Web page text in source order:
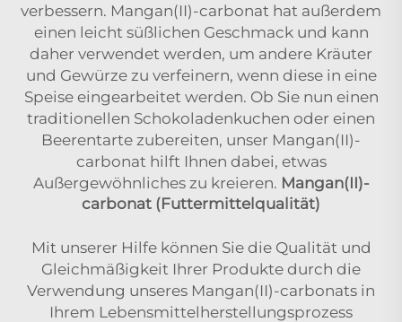
verbessern. Mangan(II)-carbonat hat außerdem
einen leicht süßlichen Geschmack und kann
daher verwendet werden, um andere Kräuter
und Gewürze zu verfeinern, wenn diese in eine
Speise eingearbeitet werden. Ob Sie nun einen
traditionellen Schokoladenkuchen oder einen
Beerentarte zubereiten, unser Mangan(II)-
carbonat hilft Ihnen dabei, etwas
Außergewöhnliches zu kreieren. Mangan(II)-
carbonat (Futtermittelqualität)
Mit unserer Hilfe können Sie die Qualität und
Gleichmäßigkeit Ihrer Produkte durch die
Verwendung unseres Mangan(II)-carbonats in
Ihrem Lebensmittelherstellungsprozess